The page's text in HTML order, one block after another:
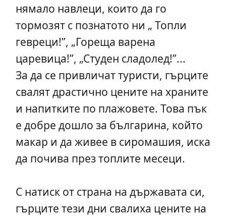
нямало навлеци, които да го
тормозят с познатото ни „ Топли
гевреци!”, „Гореща варена
царевица!”, „Студен сладолед!”...
За да се привличат туристи, гърците
свалят драстично цените на храните
и напитките по плажовете. Това пък
е добре дошло за българина, който
макар и да живее в сиромашия, иска
да почива през топлите месеци.
С натиск от страна на държавата си,
гърците тези дни свалиха цените на